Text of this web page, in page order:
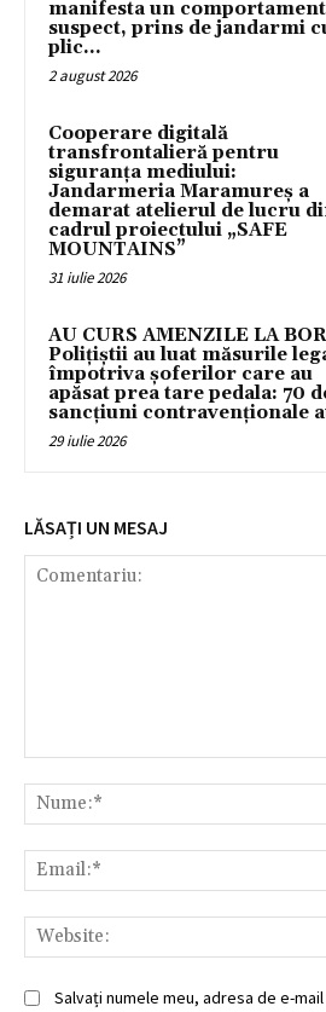
manifesta un comportament
suspect, prins de jandarmi
plic...
2 august 2026
Cooperare digitală
transfrontalieră pentru
siguranța mediului:
Jandarmeria Maramureș a
demarat atelierul de lucru
cadrul proiectului „SAFE
MOUNTAINS”
31 iulie 2026
AU CURS AMENZILE LA
Polițiștii au luat măsurile
împotriva șoferilor care au
apăsat prea tare pedala: 70
sancțiuni contravenționale
29 iulie 2026
LĂSAȚI UN MESAJ
Salvați numele meu, adresa de e-